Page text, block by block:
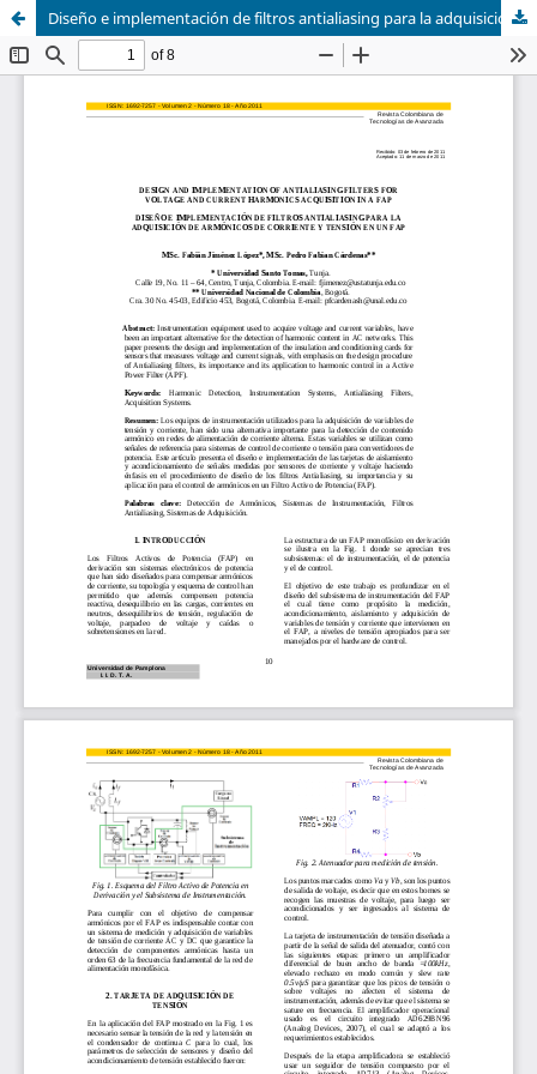
Diseño e implementación de filtros antialiasing para la adquisición de armónicos de corriente y tensión en un FAP